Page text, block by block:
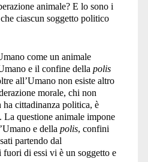
animale? E lo sono i
ciascun soggetto politico
come un animale
e il confine della polis
all’Umano non esiste altro
morale, chi non
cittadinanza politica, è
La questione animale impone
e della polis, confini
partendo dal
di essi vi è un soggetto e